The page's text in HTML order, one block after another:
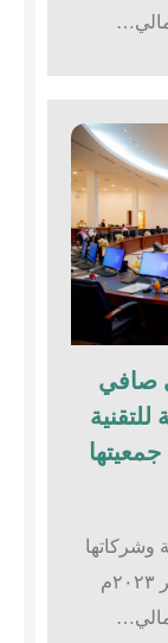
١٤٦٪؜ في صافي
٢٠٢٢ في جمعيتها
وشركاتها
التابعة يوم الأربعاء ١٣سبتمبر ٢٠٢٣م